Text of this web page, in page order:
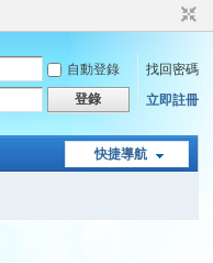
自動登錄
找回密碼
登錄 立即註冊
快捷導航